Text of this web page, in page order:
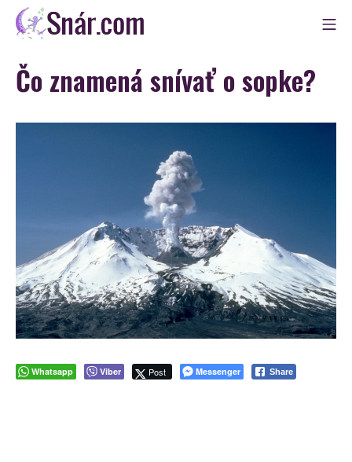
Skip
Snár
Čo znamená snívať o sopke?
Whatsapp Viber Post Messenger Share